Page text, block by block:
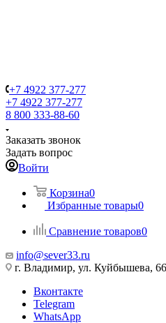
+7 4922 377-277
+7 4922 377-277
8 800 333-88-60
Заказать звонок
Задать вопрос
Войти
Корзина0
Избранные товары0
Сравнение товаров0
info@sever33.ru
г. Владимир, ул. Куйбышева,
Вконтакте
Telegram
WhatsApp